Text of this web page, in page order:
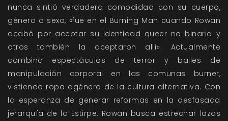
nunca sintió verdadera comodidad con su cuerpo,
género o sexo, «fue en el Burning Man cuando Rowan
acabó por aceptar su identidad queer no binaria y
otros también la aceptaron allí». Actualmente
combina espectáculos de terror y bailes de
manipulación corporal en las comunas burner,
vistiendo ropa agénero de la cultura alternativa. Con
la esperanza de generar reformas en la desfasada
jerarquía de la Estirpe, Rowan busca estrechar lazos